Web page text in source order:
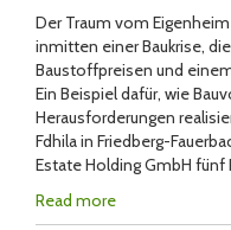
Der Traum vom
inmitten einer Baukrise,
Baustoffpreisen und
Ein Beispiel dafür, wie
Herausforderungen
Fdhila in Friedberg-
Estate Holding GmbH fünf
Read more